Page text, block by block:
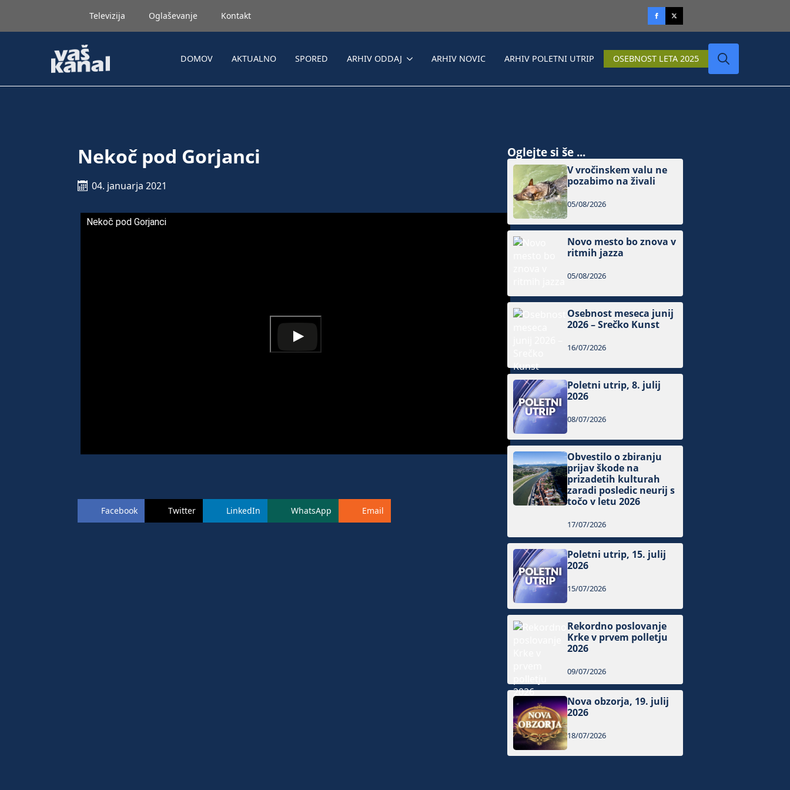
Televizija Oglaševanje Kontakt
DOMOV AKTUALNO SPORED ARHIV ODDAJ ARHIV NOVIC ARHIV POLETNI UTRIP OSEBNOST LETA 2025
Nekoč pod Gorjanci
04. januarja 2021
Nekoč pod Gorjanci
Facebook Twitter LinkedIn WhatsApp Email
Oglejte si še ...
V vročinskem valu ne
pozabimo na živali
05/08/2026
Novo mesto bo znova v
ritmih jazza
05/08/2026
Osebnost meseca junij
2026 – Srečko Kunst
16/07/2026
Poletni utrip, 8. julij
2026
08/07/2026
Obvestilo o zbiranju
prijav škode na
prizadetih kulturah
zaradi posledic neurij s
točo v letu 2026
17/07/2026
Poletni utrip, 15. julij
2026
15/07/2026
Rekordno poslovanje
Krke v prvem polletju
2026
09/07/2026
Nova obzorja, 19. julij
2026
18/07/2026